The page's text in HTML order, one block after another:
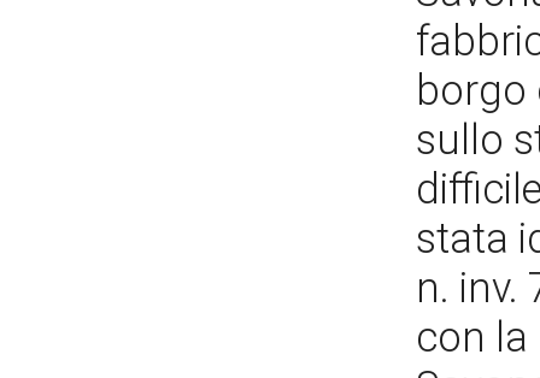
borgo
sullo
stata
n. inv.
con la